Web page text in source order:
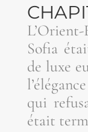
Sofia
de luxe
qui
était